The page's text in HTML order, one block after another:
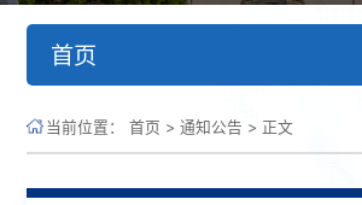
首页
当前位置：首页 >通知公告 > 正文